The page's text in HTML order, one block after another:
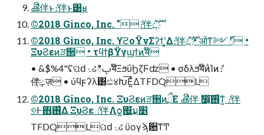
ൿີ伴ͱެ։伴ͱ͸ʁ
©2018 Ginco, Inc. "ެ։伴҉߸ํࣜ
©2018 Ginco, Inc. ϒϩοΫνΣʔϯʹ͓͚Δެ։伴҉߸ํࣜ • ओͳ༻్ •
ΞυϨεͷੜ੒ • τϥϯβΫγϣϯͷॺ໊
• &$%4"ʢପԁۂઢిࢠॺ໊ΞϧΰϦζϜʣ • σδλϧॺ໊ͷͨΊͷެ։
伴҉߸ٕज़ • ύϥϝʔλ͸ඪ४Խ͞Ε͍ͯΔTFDQL
©2018 Ginco, Inc. ΞυϨεͷੜ੒ͷྲྀΕ ൿີ伴 ࣗ෼͔͠࢖͑ͳ͍ ެ։伴
୭Ͱ΋࢖͑Δ ΞυϨε ެ։伴Λѻ͍΍͘͢ม׵
TFDQLପԁۂઢ ϋογϡؔ਺ͳͲ